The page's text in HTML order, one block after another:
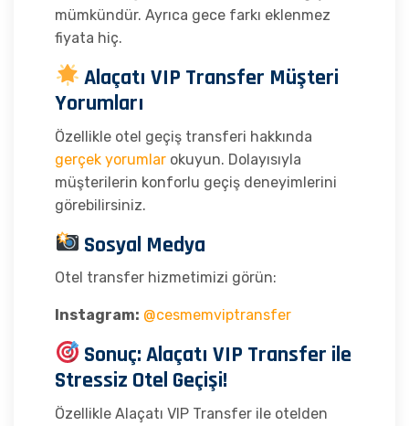
mümkündür. Ayrıca gece farkı eklenmez
fiyata hiç.
Alaçatı VIP Transfer Müşteri
Yorumları
Özellikle otel geçiş transferi hakkında
gerçek yorumlar okuyun. Dolayısıyla
müşterilerin konforlu geçiş deneyimlerini
görebilirsiniz.
Sosyal Medya
Otel transfer hizmetimizi görün:
Instagram: @cesmemviptransfer
Sonuç: Alaçatı VIP Transfer ile
Stressiz Otel Geçişi!
Özellikle Alaçatı VIP Transfer ile otelden